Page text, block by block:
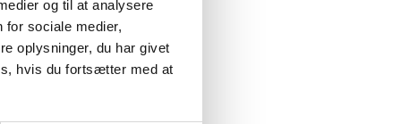
og til at analysere
for sociale medier,
oplysninger, du har givet
hvis du fortsætter med at